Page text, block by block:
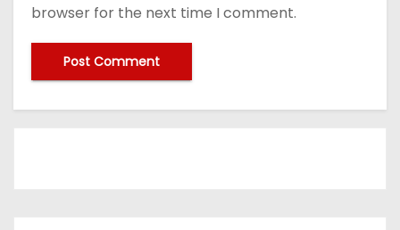
browser for the next time I comment.